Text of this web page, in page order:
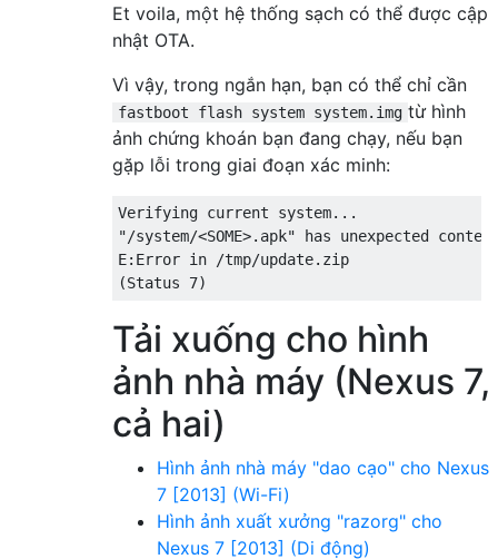
Et voila, một hệ thống sạch có thể được cập
nhật OTA.
Vì vậy, trong ngắn hạn, bạn có thể chỉ cần
fastboot flash system system.img từ hình
ảnh chứng khoán bạn đang chạy, nếu bạn
gặp lỗi trong giai đoạn xác minh:
Verifying current system...
"/system/<SOME>.apk" has unexpected
E:Error in /tmp/update.zip
Tải xuống cho hình
ảnh nhà máy (Nexus 7,
cả hai)
Hình ảnh nhà máy "dao cạo" cho Nexus
7 [2013] (Wi-Fi)
Hình ảnh xuất xưởng "razorg" cho
Nexus 7 [2013] (Di động)